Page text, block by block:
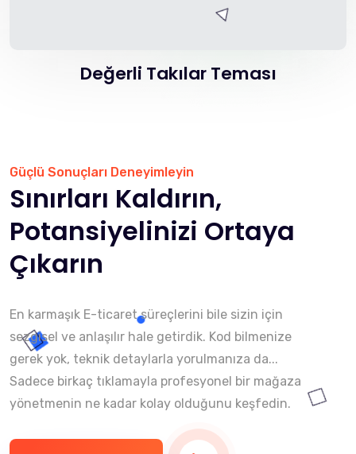
Değerli Takılar Teması
Güçlü Sonuçları Deneyimleyin
Sınırları Kaldırın,
Potansiyelinizi Ortaya
Çıkarın
En karmaşık E-ticaret süreçlerini bile sizin için
sezgisel ve anlaşılır hale getirdik. Kod bilmenize
gerek yok, teknik detaylarla yorulmanıza da...
Sadece birkaç tıklamayla profesyonel bir mağaza
yönetmenin ne kadar kolay olduğunu keşfedin.